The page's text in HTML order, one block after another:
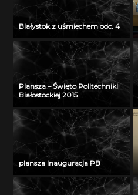
Białystok z uśmiechem odc. 4
Plansza – Święto Politechniki
Białostockiej 2015
plansza inauguracja PB